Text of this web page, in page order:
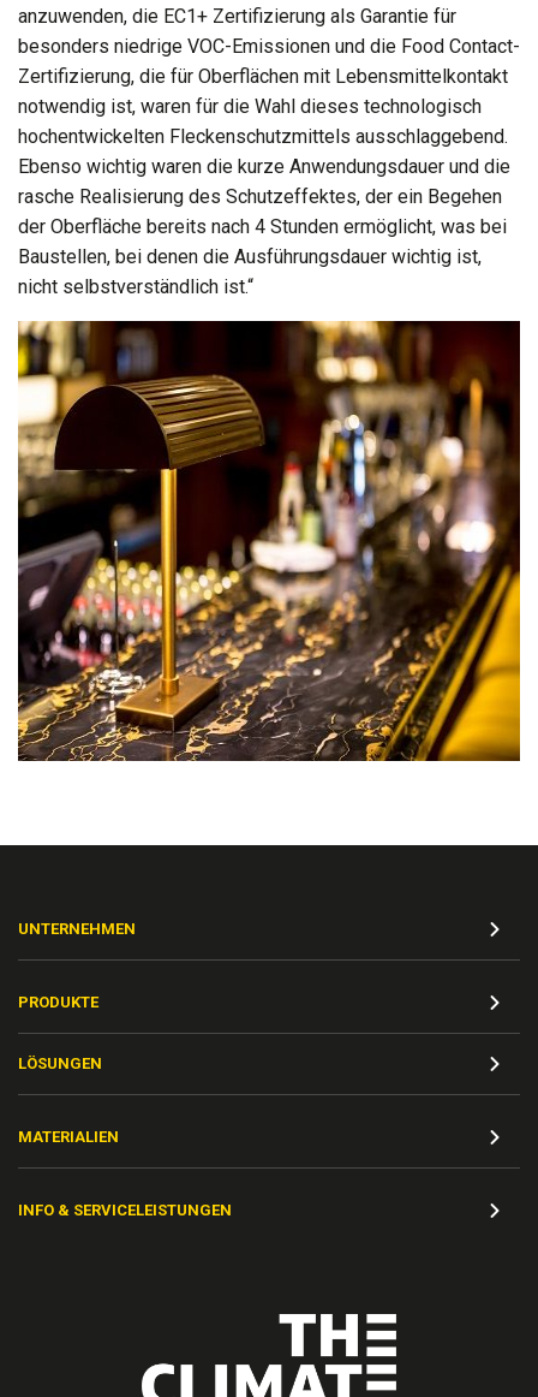
anzuwenden, die EC1+ Zertifizierung als Garantie für
besonders niedrige VOC-Emissionen und die Food Contact-
Zertifizierung, die für Oberflächen mit Lebensmittelkontakt
notwendig ist, waren für die Wahl dieses technologisch
hochentwickelten Fleckenschutzmittels ausschlaggebend.
Ebenso wichtig waren die kurze Anwendungsdauer und die
rasche Realisierung des Schutzeffektes, der ein Begehen
der Oberfläche bereits nach 4 Stunden ermöglicht, was bei
Baustellen, bei denen die Ausführungsdauer wichtig ist,
nicht selbstverständlich ist.“
UNTERNEHMEN
PRODUKTE
LÖSUNGEN
MATERIALIEN
INFO & SERVICELEISTUNGEN